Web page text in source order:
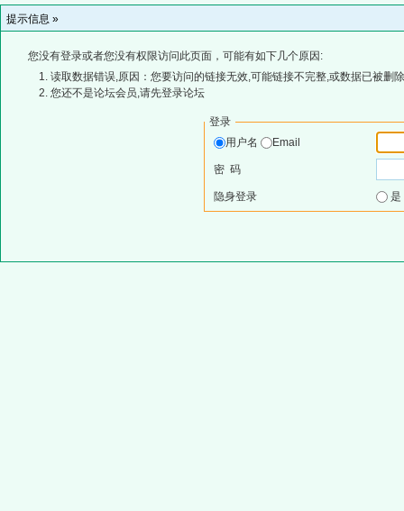
提示信息 »
您没有登录或者您没有权限访问此页面，可能有如下几个原因:
读取数据错误,原因：您要访问的链接无效,可能链接不完整,或数据已被删
您还不是论坛会员,请先登录论坛
登录
用户名
Email
密 码
隐身登录